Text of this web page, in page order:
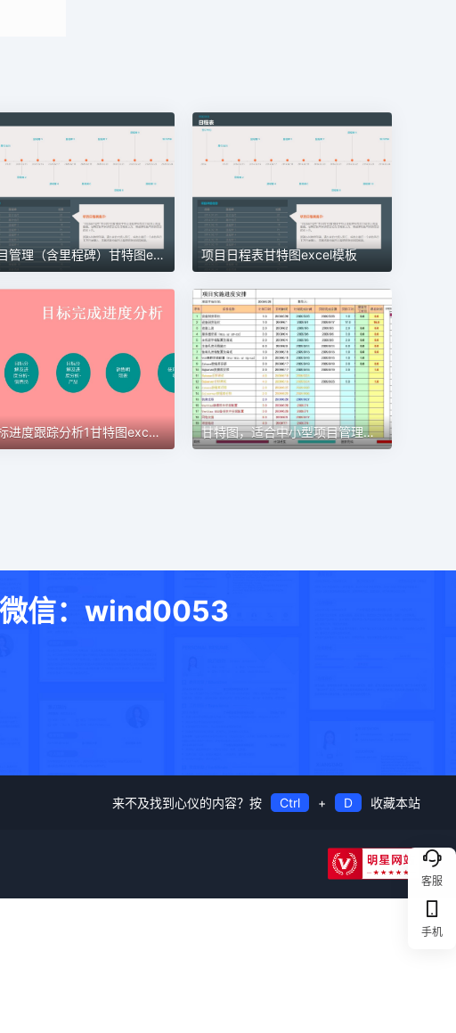
项目管理（含里程碑）甘特图excel模板 项目日程表甘特图excel模板
目标进度跟踪分析1甘特图excel模板 甘特图，适合中小型项目管理使用甘特图excel模板
微信：wind0053
来不及找到心仪的内容？按 Ctrl + D 收藏本站
客服
手机